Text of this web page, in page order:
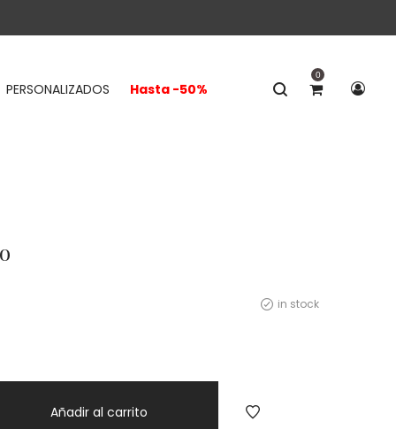
0
PERSONALIZADOS
Hasta -50%
in stock
Añadir al carrito